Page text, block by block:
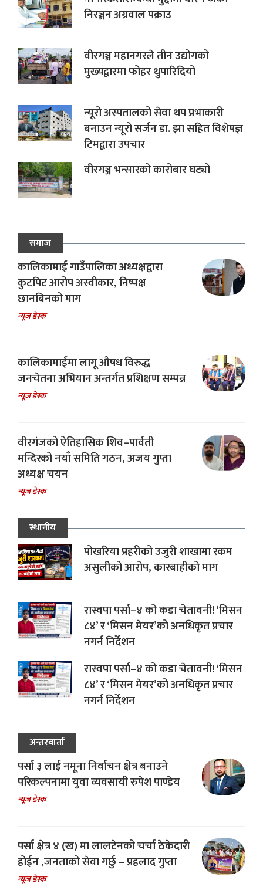
निरञ्जन अग्रवाल पक्राउ
वीरगञ्ज महानगरले तीन उद्योगको
मुख्यद्वारमा फोहर थुपारिदियो
न्यूरो अस्पतालको सेवा थप प्रभाकारी
बनाउन न्यूरो सर्जन डा. झा सहित विशेषज्ञ
टिमद्वारा उपचार
वीरगञ्ज भन्सारको कारोबार घट्यो
समाज
कालिकामाई गाउँपालिका अध्यक्षद्वारा
कुटपिट आरोप अस्वीकार, निष्पक्ष
छानबिनको माग
न्यूज डेस्क
कालिकामाईमा लागू औषध विरुद्ध
जनचेतना अभियान अन्तर्गत प्रशिक्षण सम्पन्न
न्यूज डेस्क
वीरगंजको ऐतिहासिक शिव–पार्वती
मन्दिरको नयाँ समिति गठन, अजय गुप्ता
अध्यक्ष चयन
न्यूज डेस्क
स्थानीय
पोखरिया प्रहरीको उजुरी शाखामा रकम
असुलीको आरोप, कारबाहीको माग
रास्वपा पर्सा–४ को कडा चेतावनी! ‘मिसन
८४’ र ‘मिसन मेयर’को अनधिकृत प्रचार
नगर्न निर्देशन
रास्वपा पर्सा–४ को कडा चेतावनी! ‘मिसन
८४’ र ‘मिसन मेयर’को अनधिकृत प्रचार
नगर्न निर्देशन
अन्तरवार्ता
पर्सा ३ लाई नमूना निर्वाचन क्षेत्र बनाउने
परिकल्पनामा युवा व्यवसायी रुपेश पाण्डेय
न्यूज डेस्क
पर्सा क्षेत्र ४ (ख) मा लालटेनको चर्चा ठेकेदारी
होईन ,जनताको सेवा गर्छु – प्रहलाद गुप्ता
न्यूज डेस्क